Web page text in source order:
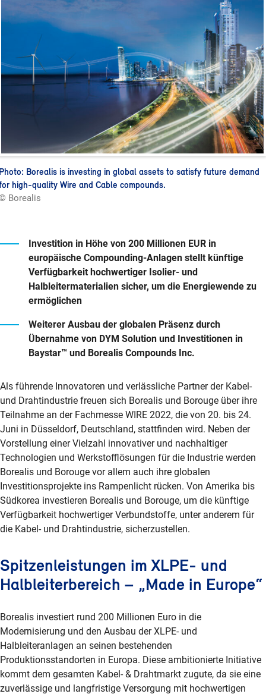
Borealis is investing in global assets to satisfy future demand
high-quality Wire and Cable compounds.
Borealis
Investition in Höhe von 200 Millionen EUR in
europäische Compounding-Anlagen stellt künftige
Verfügbarkeit hochwertiger Isolier- und
Halbleitermaterialien sicher, um die Energiewende zu
ermöglichen
Weiterer Ausbau der globalen Präsenz durch
Übernahme von DYM Solution und Investitionen in
Baystar™ und Borealis Compounds Inc.
Als führende Innovatoren und verlässliche Partner der Kabel-
und Drahtindustrie freuen sich Borealis und Borouge über ihre
Teilnahme an der Fachmesse WIRE 2022, die von 20. bis 24.
Juni in Düsseldorf, Deutschland, stattfinden wird. Neben der
Vorstellung einer Vielzahl innovativer und nachhaltiger
Technologien und Werkstofflösungen für die Industrie werden
Borealis und Borouge vor allem auch ihre globalen
Investitionsprojekte ins Rampenlicht rücken. Von Amerika bis
Südkorea investieren Borealis und Borouge, um die künftige
Verfügbarkeit hochwertiger Verbundstoffe, unter anderem für
die Kabel- und Drahtindustrie, sicherzustellen.
Spitzenleistungen im XLPE- und
Halbleiterbereich – „Made in Europe“
Borealis investiert rund 200 Millionen Euro in die
Modernisierung und den Ausbau der XLPE- und
Halbleiteranlagen an seinen bestehenden
Produktionsstandorten in Europa. Diese ambitionierte Initiative
kommt dem gesamten Kabel- & Drahtmarkt zugute, da sie eine
zuverlässige und langfristige Versorgung mit hochwertigen